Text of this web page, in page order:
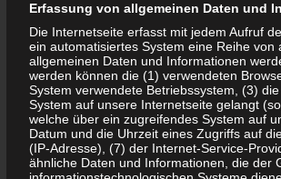
Kinderschutzbund. Die Freizeiteinrichtung
Weiberkiste war vor Ort und Herr Fischer mit
für Kinder rundeten das Angebot ab.
Mit Kuni alias Bernd Kuhnert hatten wir für
professionellen DJ der auch am Abend
Nachwuchsbands für gute Stimmung sorgte.
2013 war nach unserer Einschätzung ein
Wir bedanken uns bei Allen, die aktiv
Erfassung von allgemeinen Daten und
Die Internetseite erfasst mit jedem Aufruf
ein automatisiertes System eine Reihe
allgemeinen Daten und Informationen
werden können die (1) verwendeten
System verwendete Betriebssystem, (3)
System auf unsere Internetseite gelangt
welche über ein zugreifendes System auf
Datum und die Uhrzeit eines Zugriffs auf
(IP-Adresse), (7) der Internet-Service-
ähnliche Daten und Informationen, die der